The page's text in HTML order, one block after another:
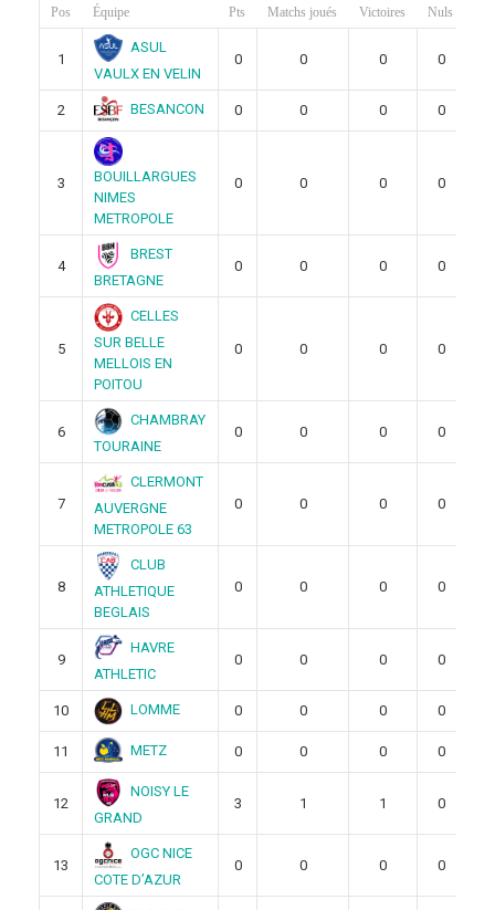
Pos Équipe Pts Matchs joués Victoires Nuls
1
ASUL
VAULX EN VELIN
0 0 0 0
2 BESANCON 0 0 0 0
3
BOUILLARGUES
NIMES
METROPOLE
0 0 0 0
4
BREST
BRETAGNE
0 0 0 0
5
CELLES
SUR BELLE
MELLOIS EN
POITOU
0 0 0 0
6
CHAMBRAY
TOURAINE
0 0 0 0
7
CLERMONT
AUVERGNE
METROPOLE 63
0 0 0 0
8
CLUB
ATHLETIQUE
BEGLAIS
0 0 0 0
9
HAVRE
ATHLETIC
0 0 0 0
10 LOMME 0 0 0 0
11 METZ 0 0 0 0
12
NOISY LE
GRAND
3 1 1 0
13
OGC NICE
COTE D’AZUR
0 0 0 0